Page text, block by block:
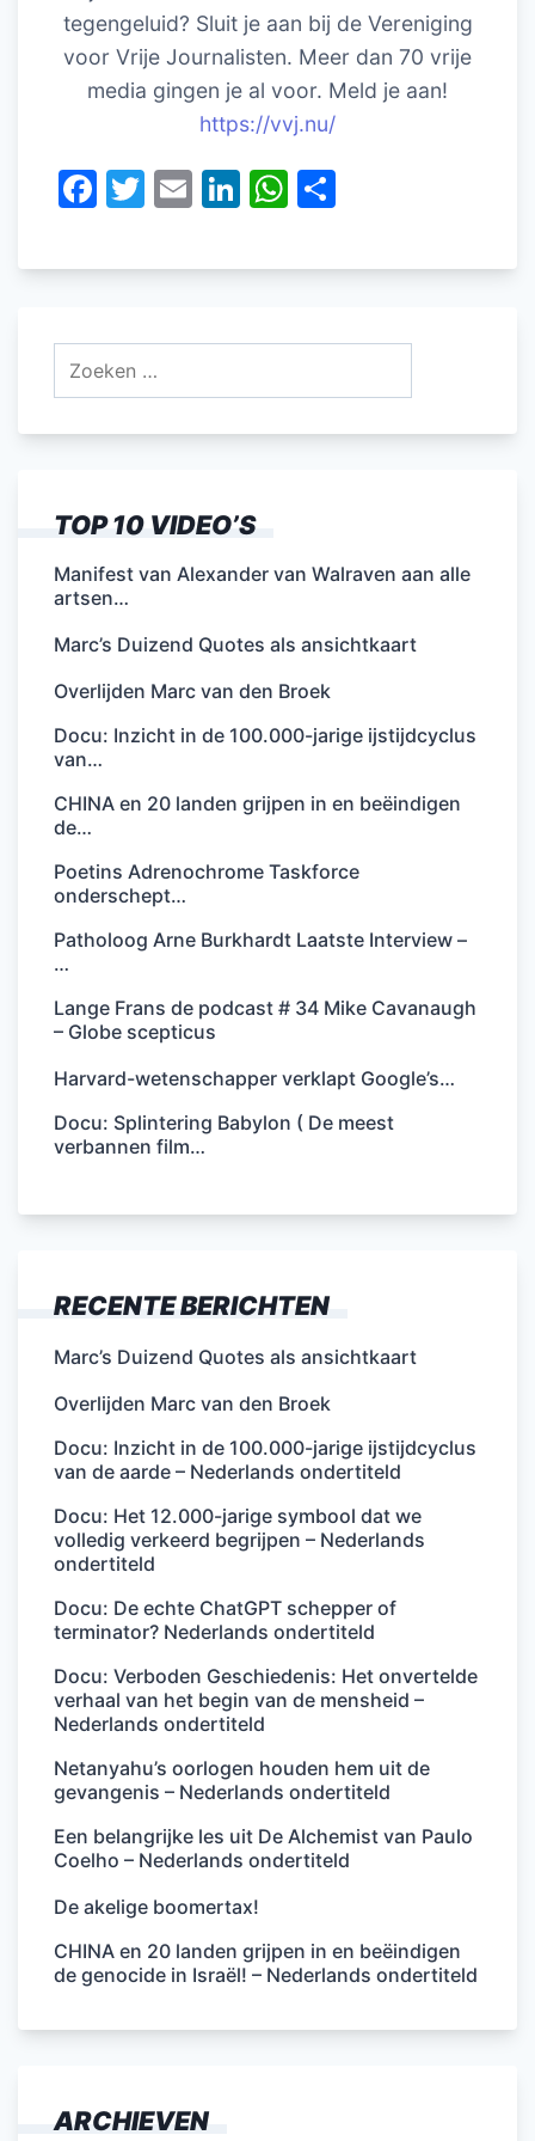
tegengeluid? Sluit je aan bij de Vereniging
voor Vrije Journalisten. Meer dan 70 vrije
media gingen je al voor. Meld je aan!
https://vvj.nu/
F
c
b
o
T
itt
E
ai
Li
k
dI
W
at
A
e
TOP 10 VIDEO’S
Manifest van Alexander van Walraven aan alle
artsen…
Marc’s Duizend Quotes als ansichtkaart
Overlijden Marc van den Broek
Docu: Inzicht in de 100.000-jarige ijstijdcyclus
van…
CHINA en 20 landen grijpen in en beëindigen
de…
Poetins Adrenochrome Taskforce
onderschept…
Patholoog Arne Burkhardt Laatste Interview –
…
Lange Frans de podcast # 34 Mike Cavanaugh
– Globe scepticus
Harvard-wetenschapper verklapt Google’s…
Docu: Splintering Babylon ( De meest
verbannen film…
RECENTE BERICHTEN
Marc’s Duizend Quotes als ansichtkaart
Overlijden Marc van den Broek
Docu: Inzicht in de 100.000-jarige ijstijdcyclus
van de aarde – Nederlands ondertiteld
Docu: Het 12.000-jarige symbool dat we
volledig verkeerd begrijpen – Nederlands
ondertiteld
Docu: De echte ChatGPT schepper of
terminator? Nederlands ondertiteld
Docu: Verboden Geschiedenis: Het onvertelde
verhaal van het begin van de mensheid –
Nederlands ondertiteld
Netanyahu’s oorlogen houden hem uit de
gevangenis – Nederlands ondertiteld
Een belangrijke les uit De Alchemist van Paulo
Coelho – Nederlands ondertiteld
De akelige boomertax!
CHINA en 20 landen grijpen in en beëindigen
de genocide in Israël! – Nederlands ondertiteld
ARCHIEVEN